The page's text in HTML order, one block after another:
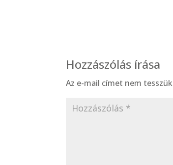
Hozzászólás írása
Az e-mail címet nem